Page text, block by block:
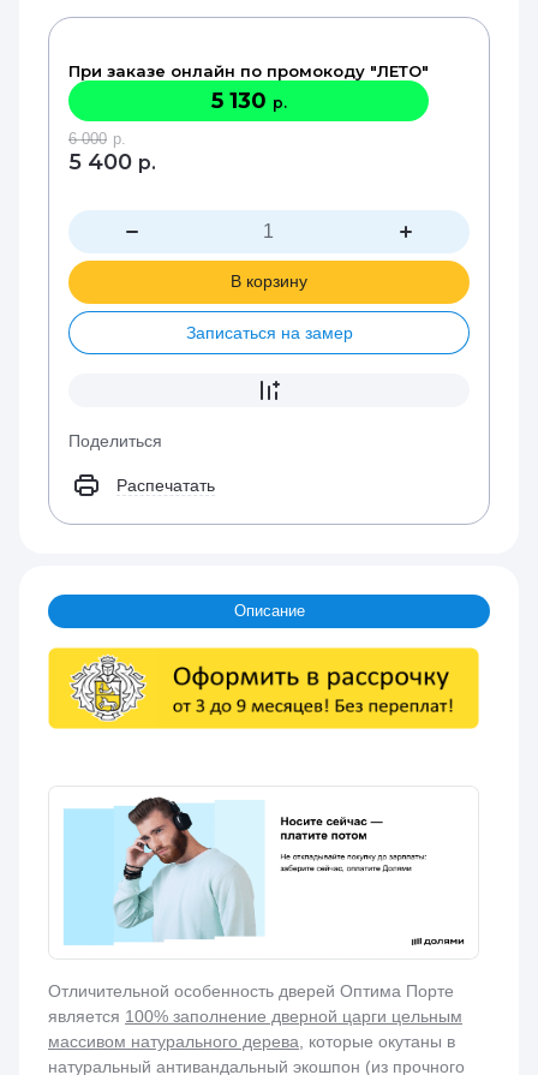
При заказе онлайн по промокоду "ЛЕТО"
5 130 р.
6 000 р.
5 400 р.
В корзину
Записаться на замер
Поделиться
Распечатать
Описание
Отличительной особенность дверей Оптима Порте
является 100% заполнение дверной царги цельным
массивом натурального дерева , которые окутаны в
натуральный антивандальный экошпон (из прочного